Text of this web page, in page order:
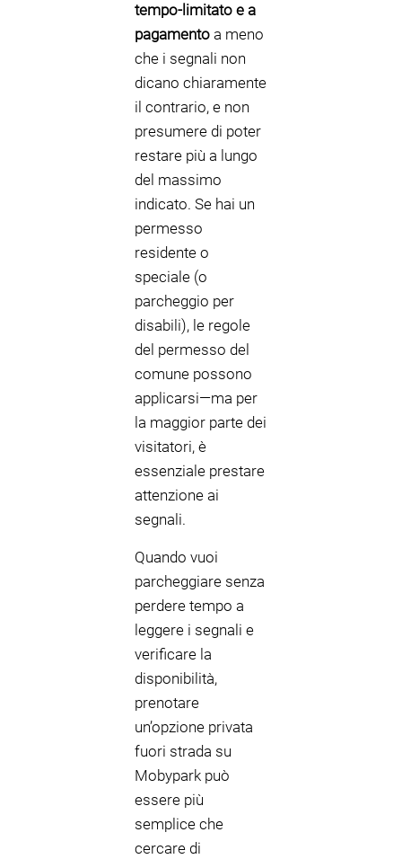
tempo-limitato e a
pagamento a meno
che i segnali non
dicano chiaramente
il contrario, e non
presumere di poter
restare più a lungo
del massimo
indicato. Se hai un
permesso
residente o
speciale (o
parcheggio per
disabili), le regole
del permesso del
comune possono
applicarsi—ma per
la maggior parte dei
visitatori, è
essenziale prestare
attenzione ai
segnali.
Quando vuoi
parcheggiare senza
perdere tempo a
leggere i segnali e
verificare la
disponibilità,
prenotare
un’opzione privata
fuori strada su
Mobypark può
essere più
semplice che
cercare di